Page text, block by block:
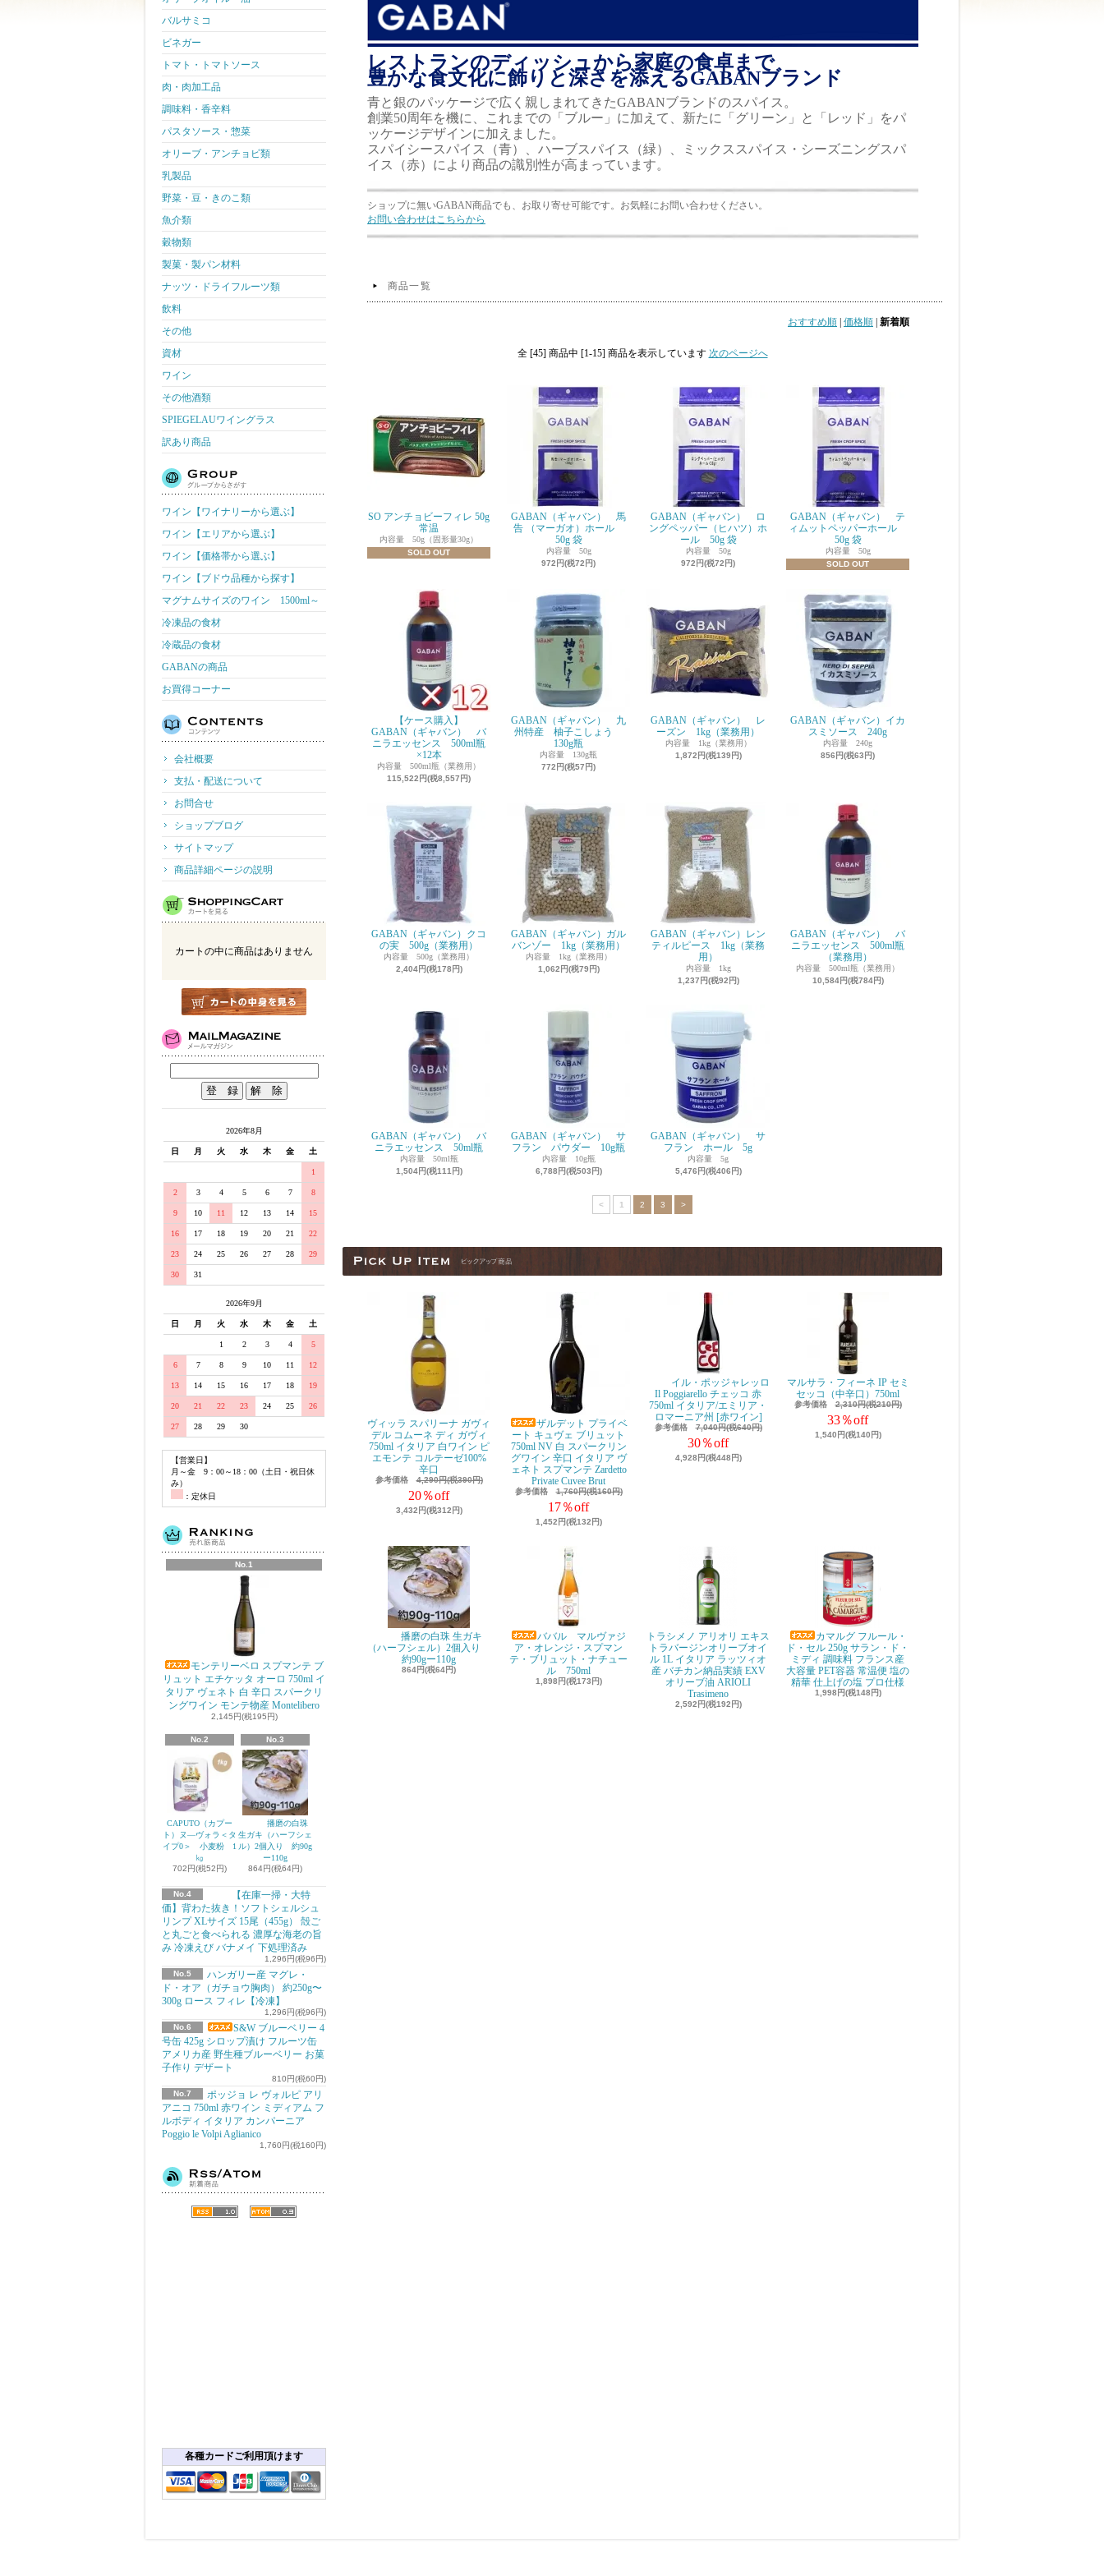
バルサミコ
ビネガー
トマト・トマトソース
肉・肉加工品
調味料・香辛料
パスタソース・惣菜
オリーブ・アンチョビ類
乳製品
野菜・豆・きのこ類
魚介類
穀物類
製菓・製パン材料
ナッツ・ドライフルーツ類
飲料
その他
資材
ワイン
その他酒類
SPIEGELAUワイングラス
訳あり商品
ワイン【ワイナリーから選ぶ】
ワイン【エリアから選ぶ】
ワイン【価格帯から選ぶ】
ワイン【ブドウ品種から探す】
マグナムサイズのワイン 1500ml～
冷凍品の食材
冷蔵品の食材
GABANの商品
お買得コーナー
会社概要
支払・配送について
お問合せ
ショップブログ
サイトマップ
商品詳細ページの説明
カートの中に商品はありません
2026年8月
日 月 火 水 木 金 土
1
2 3 4 5 6 7 8
9 10 11 12 13 14 15
16 17 18 19 20 21 22
23 24 25 26 27 28 29
30 31
2026年9月
日 月 火 水 木 金 土
1 2 3 4 5
6 7 8 9 10 11 12
13 14 15 16 17 18 19
20 21 22 23 24 25 26
27 28 29 30
【営業日】
月～金 9：00～18：00（土日・祝日休
み）
：定休日
No.1
モンテリーベロ スプマンテ ブ
リュット エチケッタ オーロ 750ml イ
タリア ヴェネト 白 辛口 スパークリ
ングワイン モンテ物産 Montelibero
2,145円(税195円)
No.2
CAPUTO（カプー
ト）ヌ―ヴォラ＜タ
イプ0＞ 小麦粉 1
㎏
702円(税52円)
No.3
播磨の白珠
生ガキ（ハーフシェ
ル）2個入り 約90g
ー110g
864円(税64円)
No.4
【在庫一掃・大特
価】背わた抜き！ソフトシェルシュ
リンプ XLサイズ 15尾（455g） 殻ご
と丸ごと食べられる 濃厚な海老の旨
み 冷凍えび バナメイ 下処理済み
1,296円(税96円)
No.5
ハンガリー産 マグレ・
ド・オア（ガチョウ胸肉） 約250g〜
300g ロース フィレ【冷凍】
1,296円(税96円)
No.6
S&W ブルーベリー 4
号缶 425g シロップ漬け フルーツ缶
アメリカ産 野生種ブルーベリー お菓
子作り デザート
810円(税60円)
No.7
ポッジョ レ ヴォルピ アリ
アニコ 750ml 赤ワイン ミディアム フ
ルボディ イタリア カンパーニア
Poggio le Volpi Aglianico
1,760円(税160円)
各種カードご利用頂けます
レストランのディッシュから家庭の食卓まで
豊かな食文化に飾りと深さを添えるGABANブランド
青と銀のパッケージで広く親しまれてきたGABANブランドのスパイス。
創業50周年を機に、これまでの「ブルー」に加えて、新たに「グリーン」と「レッド」をパ
ッケージデザインに加えました。
スパイシースパイス（青）、ハーブスパイス（緑）、ミックススパイス・シーズニングスパ
イス（赤）により商品の識別性が高まっています。
ショップに無いGABAN商品でも、お取り寄せ可能です。お気軽にお問い合わせください。
お問い合わせはこちらから
商品一覧
おすすめ順 価格順 新着順
全 [45] 商品中 [1-15] 商品を表示しています 次のページへ
SO アンチョビーフィレ 50g
常温
内容量 50g（固形量30g）
SOLD OUT
GABAN（ギャバン） 馬
告 （マーガオ）ホール
50g 袋
内容量 50g
972円(税72円)
GABAN（ギャバン） ロ
ングペッパー（ヒハツ）ホ
ール 50g 袋
内容量 50g
972円(税72円)
GABAN（ギャバン） テ
ィムットペッパーホール
50g 袋
内容量 50g
SOLD OUT
【ケース購入】
GABAN（ギャバン） バ
ニラエッセンス 500ml瓶
×12本
内容量 500ml瓶（業務用）
115,522円(税8,557円)
GABAN（ギャバン） 九
州特産 柚子こしょう
130g瓶
内容量 130g瓶
772円(税57円)
GABAN（ギャバン） レ
ーズン 1kg（業務用）
内容量 1kg（業務用）
1,872円(税139円)
GABAN（ギャバン）イカ
スミソース 240g
内容量 240g
856円(税63円)
GABAN（ギャバン）クコ
の実 500g（業務用）
内容量 500g（業務用）
2,404円(税178円)
GABAN（ギャバン）ガル
バンゾー 1kg（業務用）
内容量 1kg（業務用）
1,062円(税79円)
GABAN（ギャバン）レン
ティルピース 1kg（業務
用）
内容量 1kg
1,237円(税92円)
GABAN（ギャバン） バ
ニラエッセンス 500ml瓶
（業務用）
内容量 500ml瓶（業務用）
10,584円(税784円)
GABAN（ギャバン） バ
ニラエッセンス 50ml瓶
内容量 50ml瓶
1,504円(税111円)
GABAN（ギャバン） サ
フラン パウダー 10g瓶
内容量 10g瓶
6,788円(税503円)
GABAN（ギャバン） サ
フラン ホール 5g
内容量 5g
5,476円(税406円)
< 1 2 3 >
ヴィッラ スパリーナ ガヴィ
デル コムーネ ディ ガヴィ
750ml イタリア 白ワイン ピ
エモンテ コルテーゼ100%
辛口
参考価格4,290円(税390円)
20％off
3,432円(税312円)
ザルデット プライベ
ート キュヴェ ブリュット
750ml NV 白 スパークリン
グワイン 辛口 イタリア ヴ
ェネト スプマンテ Zardetto
Private Cuvee Brut
参考価格1,760円(税160円)
17％off
1,452円(税132円)
イル・ポッジャレッロ
Il Poggiarello チェッコ 赤
750ml イタリア/エミリア・
ロマーニア州 [赤ワイン]
参考価格7,040円(税640円)
30％off
4,928円(税448円)
マルサラ・フィーネ IP セミ
セッコ（中辛口）750ml
参考価格2,310円(税210円)
33％off
1,540円(税140円)
播磨の白珠 生ガキ
（ハーフシェル）2個入り
約90gー110g
864円(税64円)
ババル マルヴァジ
ア・オレンジ・スプマン
テ・ブリュット・ナチュー
ル 750ml
1,898円(税173円)
トラシメノ アリオリ エキス
トラバージンオリーブオイ
ル 1L イタリア ラッツィオ
産 バチカン納品実績 EXV
オリーブ油 ARIOLI
Trasimeno
2,592円(税192円)
カマルグ フルール・
ド・セル 250g サラン・ド・
ミディ 調味料 フランス産
大容量 PET容器 常温便 塩の
精華 仕上げの塩 プロ仕様
1,998円(税148円)